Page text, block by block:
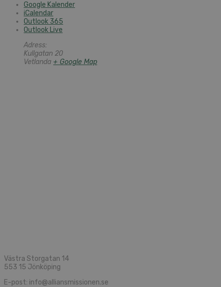
Google Kalender
iCalendar
Outlook 365
Outlook Live
Adress:
Kullgatan 20
Vetlanda + Google Map
Västra Storgatan 14
553 15 Jönköping
E-post: info@alliansmissionen.se